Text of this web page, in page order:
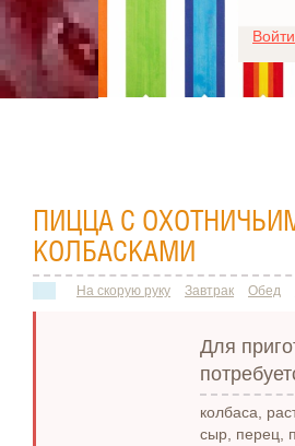
Войти
ПИЦЦА С
КОЛБАСКАМИ
На скорую руку Завтрак Обед
Для
колбаса,
сыр, перец,
Для